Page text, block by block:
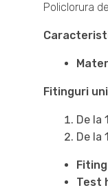
Policlorura
Fitinguri
De la
De la
Test